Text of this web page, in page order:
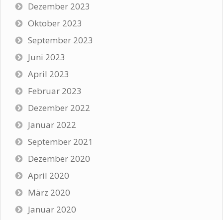
Dezember 2023
Oktober 2023
September 2023
Juni 2023
April 2023
Februar 2023
Dezember 2022
Januar 2022
September 2021
Dezember 2020
April 2020
März 2020
Januar 2020